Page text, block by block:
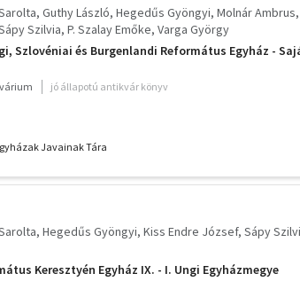
Guthy László Hegedűs Gyöngyi Molnár Ambrus
Szilvia P. Szalay Emőke Varga György
Szlovéniai és Burgenlandi Református Egyház -
jó állapotú antikvár könyv
Javainak Tára
Hegedűs Gyöngyi Kiss Endre József Sápy
Keresztyén Egyház IX. - I. Ungi Egyházmegye